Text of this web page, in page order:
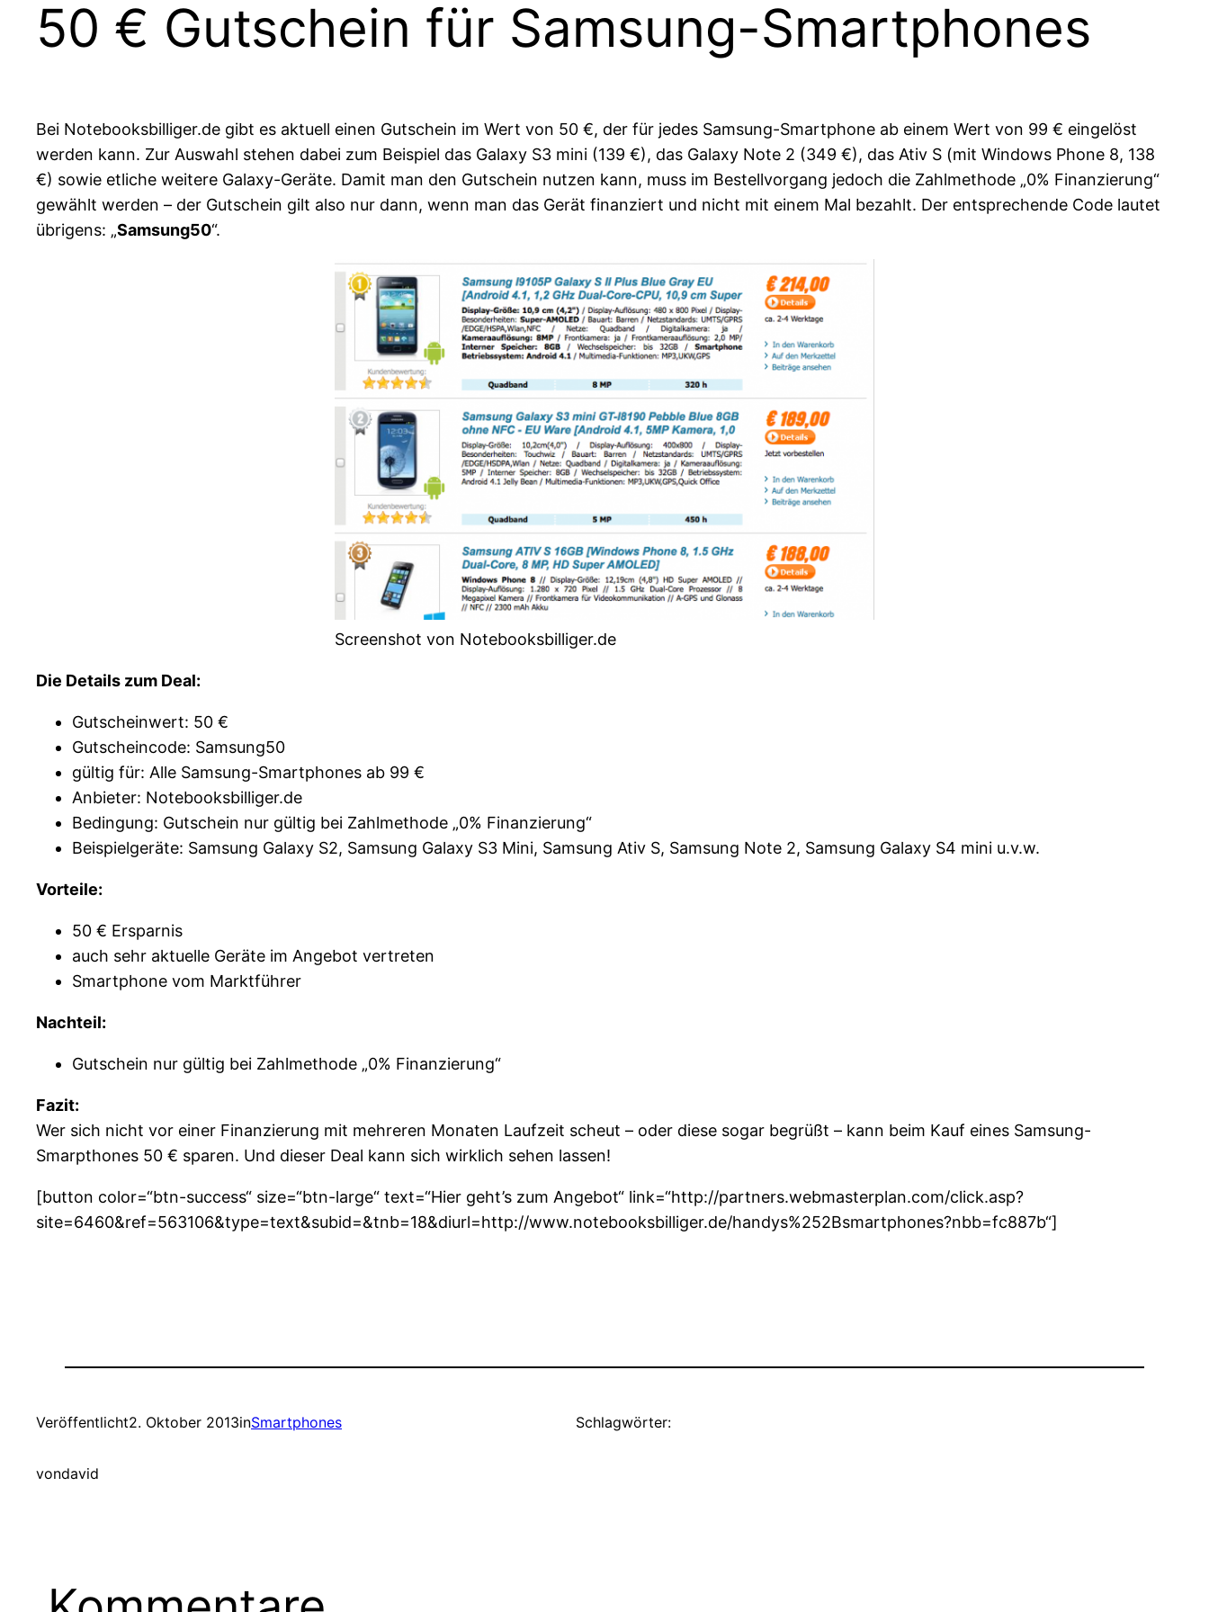
50 € Gutschein für Samsung-Smartphones
Bei Notebooksbilliger.de gibt es aktuell einen Gutschein im Wert von 50 €, der für jedes Samsung-Smartphone ab einem Wert von 99 € eingelöst
werden kann. Zur Auswahl stehen dabei zum Beispiel das Galaxy S3 mini (139 €), das Galaxy Note 2 (349 €), das Ativ S (mit Windows Phone 8, 138
€) sowie etliche weitere Galaxy-Geräte. Damit man den Gutschein nutzen kann, muss im Bestellvorgang jedoch die Zahlmethode „0% Finanzierung“
gewählt werden – der Gutschein gilt also nur dann, wenn man das Gerät finanziert und nicht mit einem Mal bezahlt. Der entsprechende Code lautet
übrigens: „Samsung50“.
Screenshot von Notebooksbilliger.de
Die Details zum Deal:
Gutscheinwert: 50 €
Gutscheincode: Samsung50
gültig für: Alle Samsung-Smartphones ab 99 €
Anbieter: Notebooksbilliger.de
Bedingung: Gutschein nur gültig bei Zahlmethode „0% Finanzierung“
Beispielgeräte: Samsung Galaxy S2, Samsung Galaxy S3 Mini, Samsung Ativ S, Samsung Note 2, Samsung Galaxy S4 mini u.v.w.
Vorteile:
50 € Ersparnis
auch sehr aktuelle Geräte im Angebot vertreten
Smartphone vom Marktführer
Nachteil:
Gutschein nur gültig bei Zahlmethode „0% Finanzierung“
Fazit:
Wer sich nicht vor einer Finanzierung mit mehreren Monaten Laufzeit scheut – oder diese sogar begrüßt – kann beim Kauf eines Samsung-
Smarpthones 50 € sparen. Und dieser Deal kann sich wirklich sehen lassen!
[button color=“btn-success“ size=“btn-large“ text=“Hier geht’s zum Angebot“ link=“http://partners.webmasterplan.com/click.asp?
site=6460&ref=563106&type=text&subid=&tnb=18&diurl=http://www.notebooksbilliger.de/handys%252Bsmartphones?nbb=fc887b“]
Veröffentlicht2. Oktober 2013inSmartphones
vondavid
Schlagwörter: